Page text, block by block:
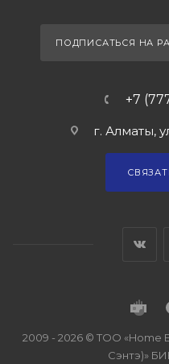
ПОДПИСАТЬСЯ НА
+7
г. Алматы,
2009 - 2026 © ТОО «Home
Сэнтэ)»